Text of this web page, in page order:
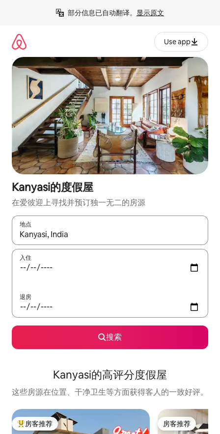
部分信息已自动翻译。 显示原文
Use app
Kanyasi的度假屋
在爱彼迎上寻找并预订独一无二的房源
地点
如有搜索结果，请使用上下方向键查看，或通过点击或滑动手势
入住
退房
搜索
Kanyasi的高评分度假屋
这些房源在位置、干净卫生等方面获得客人的一致好评。
热门「房客推荐」
房客推荐 房客推荐
房客推荐